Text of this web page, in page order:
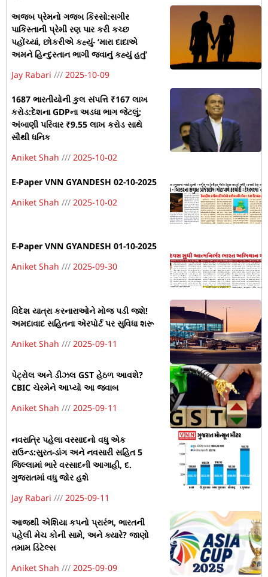
અજબ પ્રેમનો ગજબ કિસ્સો:સગીર
પાકિસ્તાની પ્રેમી રણ પાર કરી કચ્છ
પહોંચ્યાં, છોકરીએ કહ્યું- ‘મારા દાદાએ
અમને હિન્દુસ્તાન ભાગી જવાનું કહ્યું હતું’
Jay Rabari
2025-10-09
1687 ભારતીયોની કુલ સંપત્તિ ₹167 લાખ
કરોડ:દેશના GDPના અડધા ભાગ જેટલું;
અંબાણી પરિવાર ₹9.55 લાખ કરોડ સાથે
સૌથી ધનિક
Aniket Shah
2025-10-02
E-Paper VNN GYANDESH 02-10-2025
Aniket Shah
2025-10-02
E-Paper VNN GYANDESH 01-10-2025
Aniket Shah
2025-09-30
વિદેશ યાત્રા કરનારાઓને મોજ પડી જશે!
અમદાવાદ સહિતના એરપોર્ટ પર સુવિધા શરૂ
Aniket Shah
2025-09-11
પેટ્રોલ અને ડીઝલ GST હેઠળ આવશે?
CBIC ચેરમેને આપ્યો આ જવાબ
Aniket Shah
2025-09-11
નવરાત્રિ પહેલા વરસાદનો વધુ એક
રાઉન્ડ:સુરત-ડાંગ અને નવસારી સહિત 5
જિલ્લામાં ભારે વરસાદની આગાહી, દ.
ગુજરાતમાં વધુ જોર હશે
Jay Rabari
2025-09-11
આજથી એશિયા કપનો પ્રારંભ, ભારતની
પહેલી મેચ કોની સામે, અને ક્યારે? જાણો
તમામ ડિટેલ્સ
Aniket Shah
2025-09-09